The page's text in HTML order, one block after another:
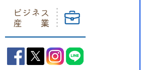
ビジネス
産業
益子町Facebook
益子町Twitter
益子町Instagram